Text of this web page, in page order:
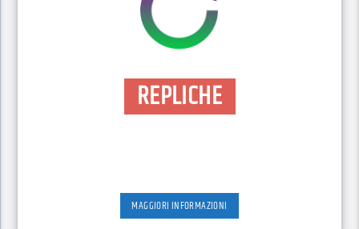
REPLICHE
MAGGIORI INFORMAZIONI